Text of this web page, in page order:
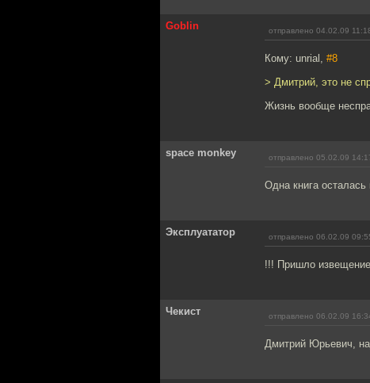
Goblin отправлено 04.02.09
Кому: unrial, #8
> Дмитрий, это не
Жизнь вообще
space monkey отправлено 05.02.09
Одна книга
Эксплуататор отправлено 06.02.09
!!! Пришло извещение
Чекист отправлено 06.02.09
Дмитрий Юрьевич,